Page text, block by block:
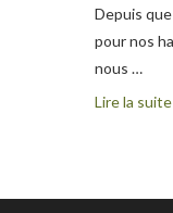
Depuis
pour nos
nous …
Lire la suite